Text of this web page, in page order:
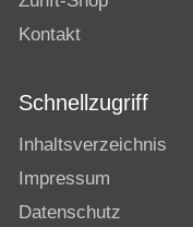
Kontakt
Schnellzugriff
Inhaltsverzeichnis
Impressum
Datenschutz